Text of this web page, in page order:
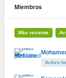
Miembros
Más reciente
Activo